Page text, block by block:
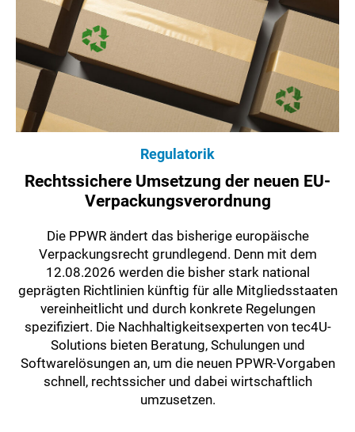
Regulatorik
Rechtssichere Umsetzung der neuen EU-
Verpackungsverordnung
Die PPWR ändert das bisherige europäische
Verpackungsrecht grundlegend. Denn mit dem
12.08.2026 werden die bisher stark national
geprägten Richtlinien künftig für alle Mitgliedsstaaten
vereinheitlicht und durch konkrete Regelungen
spezifiziert. Die Nachhaltigkeitsexperten von tec4U-
Solutions bieten Beratung, Schulungen und
Softwarelösungen an, um die neuen PPWR-Vorgaben
schnell, rechtssicher und dabei wirtschaftlich
umzusetzen.